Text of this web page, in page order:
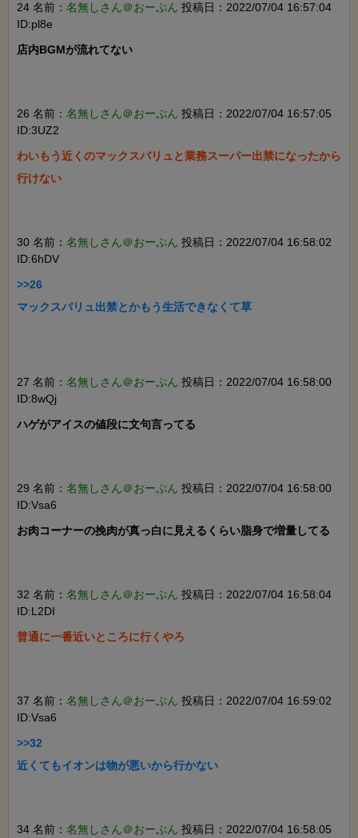
24 名前： 名無しさん＠おーぷん 投稿日：2022/07/04 16:57:04
ID:pl8e
店内BGMが流れてない
26 名前： 名無しさん＠おーぷん 投稿日：2022/07/04 16:57:05
ID:3UZ2
わいもう近くのマックスバリュと業務スーパー出禁になったから
行けない
30 名前： 名無しさん＠おーぷん 投稿日：2022/07/04 16:58:02
ID:6hDV
>>26
マックスバリュ出禁とかもう生活できなくて草
27 名前： 名無しさん＠おーぷん 投稿日：2022/07/04 16:58:00
ID:8wQj
ハゲがアイスの値段に文句言ってる
29 名前： 名無しさん＠おーぷん 投稿日：2022/07/04 16:58:00
ID:Vsa6
お肉コーナーの挽肉が真っ白に見えるくらい脂身で増量してる
32 名前： 名無しさん＠おーぷん 投稿日：2022/07/04 16:58:04
ID:L2DI
普通に一番近いところに行くやろ
37 名前： 名無しさん＠おーぷん 投稿日：2022/07/04 16:59:02
ID:Vsa6
>>32
近くてもイオンは物が悪いから行かない
34 名前： 名無しさん＠おーぷん 投稿日：2022/07/04 16:58:05